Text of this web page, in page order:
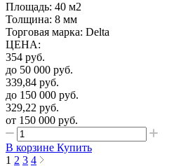
Площадь: 40 м2
Толщина: 8 мм
Торговая марка: Delta
ЦЕНА:
354 руб.
до 50 000 руб.
339,84 руб.
до 150 000 руб.
329,22 руб.
от 150 000 руб.
В корзине Купить
1 2 3 4